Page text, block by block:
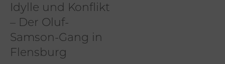
Idylle und Konflikt
– Der Oluf-
Samson-Gang in
Flensburg